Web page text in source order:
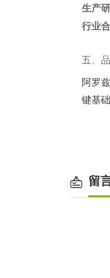
生产
行业
五、
阿罗
键基
留